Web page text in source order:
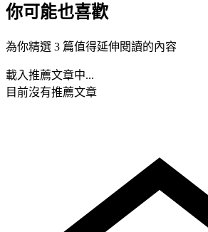
你可能也喜歡
為你精選 3 篇值得延伸閱讀的內容
載入推薦文章中...
目前沒有推薦文章